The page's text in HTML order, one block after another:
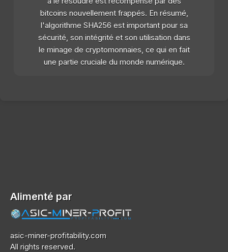
bitcoins nouvellement frappés. En résumé,
l'algorithme SHA256 est important pour sa
sécurité, son intégrité et son utilisation dans
le minage de cryptomonnaies, ce qui en fait
une partie cruciale du monde numérique.
Alimenté par
asic-miner-profitability.com
All rights reserved.